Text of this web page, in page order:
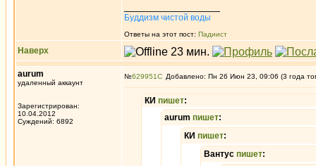
Буддизм чистой воды
Ответы на этот пост: Падиист
Наверх
aurum
удаленный аккаунт
Зарегистрирован:
10.04.2012
Суждений: 6892
№629951 Добавлено: Пн 26 Июн 23, 09:06 (3 года
КИ пишет:
aurum пишет:
КИ пишет:
Вантус пишет: